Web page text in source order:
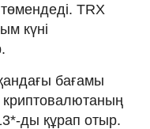
TRX
күні
бағамы
криптовалютаның
ды құрап отыр.